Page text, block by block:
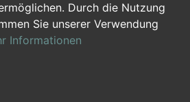
Durch die Nutzung
Sie unserer Verwendung
Informationen